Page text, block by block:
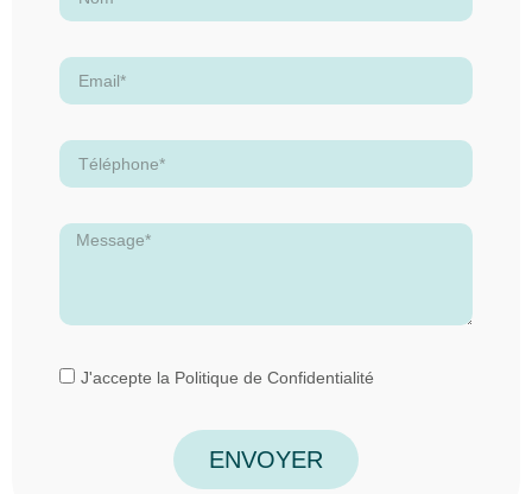
J'accepte la Politique de Confidentialité
ENVOYER